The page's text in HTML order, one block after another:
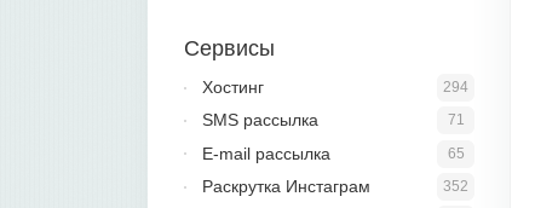
Сервисы
294
Хостинг
71
SMS рассылка
65
E-mail рассылка
352
Раскрутка Инстаграм